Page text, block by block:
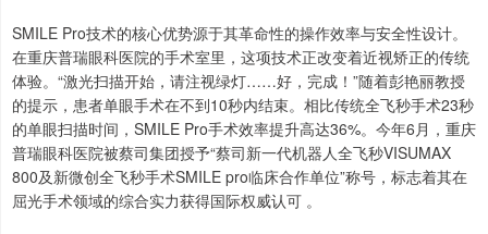
SMILE Pro技术的核心优势源于其革命性的操作效率与安全性设计。
在重庆普瑞眼科医院的手术室里，这项技术正改变着近视矫正的传统
体验。“激光扫描开始，请注视绿灯……好，完成！”随着彭艳丽教授
的提示，患者单眼手术在不到10秒内结束。相比传统全飞秒手术23秒
的单眼扫描时间，SMILE Pro手术效率提升高达36%。今年6月，重庆
普瑞眼科医院被蔡司集团授予“蔡司新一代机器人全飞秒VISUMAX
800及新微创全飞秒手术SMILE pro临床合作单位”称号，标志着其在
屈光手术领域的综合实力获得国际权威认可 。